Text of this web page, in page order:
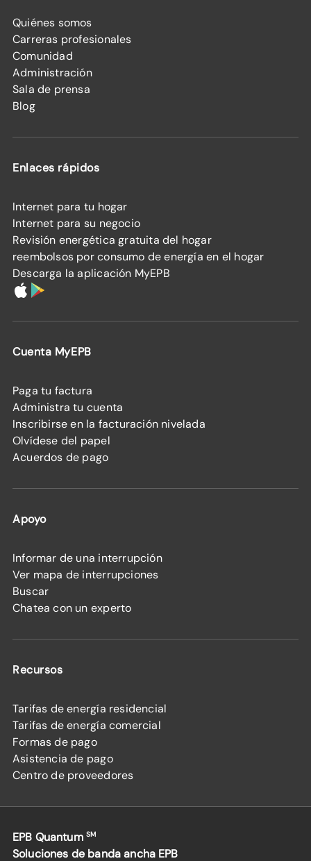
Quiénes somos
Carreras profesionales
Comunidad
Administración
Sala de prensa
Blog
Enlaces rápidos
Internet para tu hogar
Internet para su negocio
Revisión energética gratuita del hogar
reembolsos por consumo de energía en el hogar
Descarga la aplicación MyEPB
Cuenta MyEPB
Paga tu factura
Administra tu cuenta
Inscribirse en la facturación nivelada
Olvídese del papel
Acuerdos de pago
Apoyo
Informar de una interrupción
Ver mapa de interrupciones
Buscar
Chatea con un experto
Recursos
Tarifas de energía residencial
Tarifas de energía comercial
Formas de pago
Asistencia de pago
Centro de proveedores
EPB Quantum SM
Soluciones de banda ancha EPB